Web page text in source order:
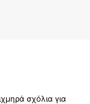
σχόλια για